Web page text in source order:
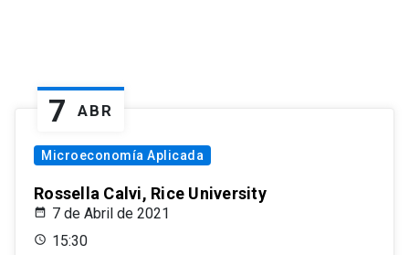
7 ABR
Microeconomía Aplicada
Rossella Calvi, Rice University
7 de Abril de 2021
15:30